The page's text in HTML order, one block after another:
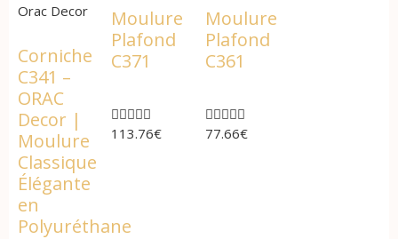
Orac Decor
Corniche
C341 –
ORAC
Decor |
Moulure
Classique
Élégante
en
Polyuréthane
Moulure
Plafond
C371

113.76€
Moulure
Plafond
C361

77.66€